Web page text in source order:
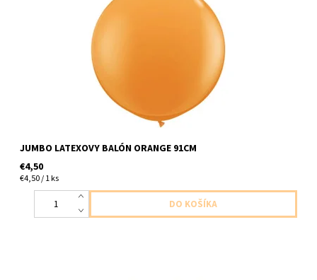
jumbo latexový balón oranžový 1ks v baleni velkost 91cm
dodavame nenafukany
JUMBO LATEXOVY BALÓN ORANGE 91CM
€4,50
€4,50 / 1 ks